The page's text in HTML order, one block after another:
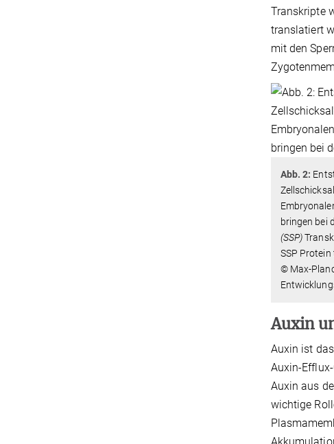
Transkripte
translatiert
mit den
Abb. 2:
bringen bei
(SSP)
SSP
© Max-
Auxin
Auxin ist
Auxin-
Auxin aus
wichtige